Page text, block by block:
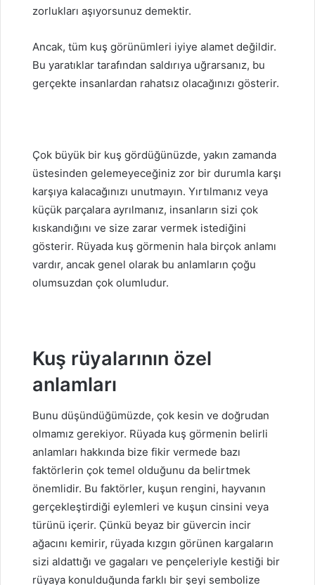
zorlukları aşıyorsunuz demektir.
Ancak, tüm kuş görünümleri iyiye alamet değildir.
Bu yaratıklar tarafından saldırıya uğrarsanız, bu
gerçekte insanlardan rahatsız olacağınızı gösterir.
Çok büyük bir kuş gördüğünüzde, yakın zamanda
üstesinden gelemeyeceğiniz zor bir durumla karşı
karşıya kalacağınızı unutmayın. Yırtılmanız veya
küçük parçalara ayrılmanız, insanların sizi çok
kıskandığını ve size zarar vermek istediğini
gösterir. Rüyada kuş görmenin hala birçok anlamı
vardır, ancak genel olarak bu anlamların çoğu
olumsuzdan çok olumludur.
Kuş rüyalarının özel
anlamları
Bunu düşündüğümüzde, çok kesin ve doğrudan
olmamız gerekiyor. Rüyada kuş görmenin belirli
anlamları hakkında bize fikir vermede bazı
faktörlerin çok temel olduğunu da belirtmek
önemlidir. Bu faktörler, kuşun rengini, hayvanın
gerçekleştirdiği eylemleri ve kuşun cinsini veya
türünü içerir. Çünkü beyaz bir güvercin incir
ağacını kemirir, rüyada kızgın görünen kargaların
sizi aldattığı ve gagaları ve pençeleriyle kestiği bir
rüyaya konulduğunda farklı bir şeyi sembolize